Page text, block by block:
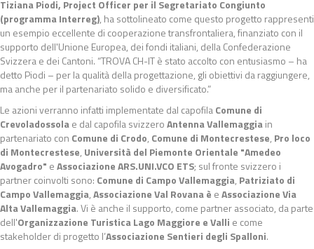
Tiziana Piodi, Project Officer per il Segretariato Congiunto
(programma Interreg), ha sottolineato come questo progetto rappresenti
un esempio eccellente di cooperazione transfrontaliera, finanziato con il
supporto dell'Unione Europea, dei fondi italiani, della Confederazione
Svizzera e dei Cantoni. “TROVA CH-IT è stato accolto con entusiasmo – ha
detto Piodi – per la qualità della progettazione, gli obiettivi da raggiungere,
ma anche per il partenariato solido e diversificato.”
Le azioni verranno infatti implementate dal capofilaComune di
Crevoladossolae dal capofila svizzeroAntenna Vallemaggiain
partenariato con Comune di Crodo, Comune di Montecrestese, Pro loco
di Montecrestese, Università del Piemonte Orientale "Amedeo
Avogadro" eAssociazione ARS.UNI.VCO ETS; sul fronte svizzero i
partner coinvolti sono: Comune di Campo Vallemaggia, Patriziato di
Campo Vallemaggia,Associazione Val Rovana è eAssociazione Via
Alta Vallemaggia. Vi è anche il supporto, come partner associato, da parte
dell'Organizzazione Turistica Lago Maggiore e Valli e come
stakeholder di progetto l’Associazione Sentieri degli Spalloni.